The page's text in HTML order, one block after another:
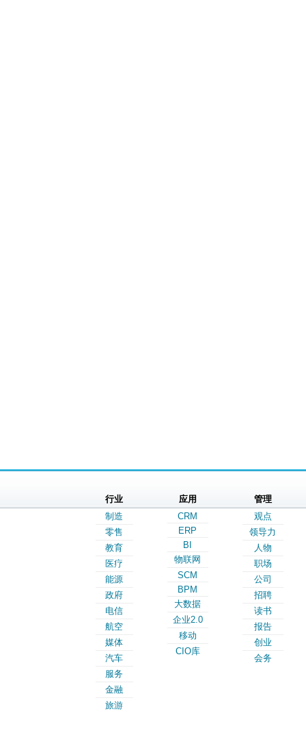
行业
制造
零售
教育
医疗
能源
政府
电信
航空
媒体
汽车
服务
金融
旅游
应用
CRM
ERP
BI
物联网
SCM
BPM
大数据
企业2.0
移动
CIO库
管理
观点
领导力
人物
职场
公司
招聘
读书
报告
创业
会务